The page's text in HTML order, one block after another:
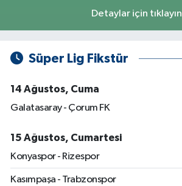
Detaylar için tıklayın
Süper Lig Fikstür
14 Ağustos, Cuma
Galatasaray - Çorum FK
15 Ağustos, Cumartesi
Konyaspor - Rizespor
Kasımpaşa - Trabzonspor